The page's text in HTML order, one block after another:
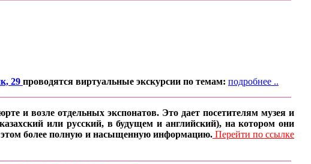
29 проводятся виртуальные экскурсии по темам: подробнее ..
и возле отдельных экспонатов. Это дает посетителям музея и
или русский, в будущем и английский), на котором они
этом более полную и насыщенную информацию.Перейти по ссылке